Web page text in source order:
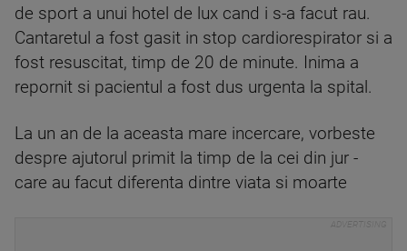
de sport a unui hotel de lux cand i s-a facut rau.
Cantaretul a fost gasit in stop cardiorespirator si a
fost resuscitat, timp de 20 de minute. Inima a
repornit si pacientul a fost dus urgenta la spital.
La un an de la aceasta mare incercare, vorbeste
despre ajutorul primit la timp de la cei din jur -
care au facut diferenta dintre viata si moarte